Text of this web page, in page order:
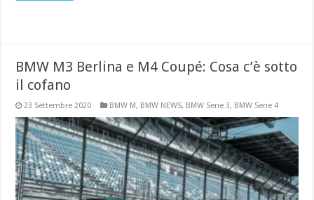
BMW M3 Berlina e M4 Coupé: Cosa c’è sotto
il cofano
23 Settembre 2020 BMW M, BMW NEWS, BMW Serie 3, BMW Serie 4